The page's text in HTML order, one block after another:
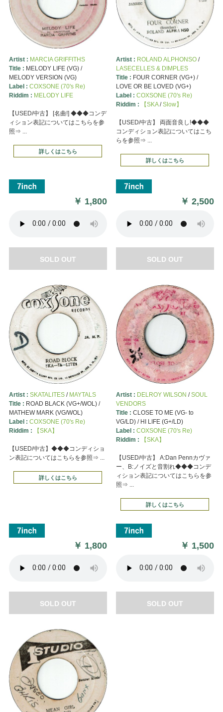
Artist : MARCIA GRIFFITHS
Title : MELODY LIFE (VG) /
MELODY VERSION (VG)
Label : COXSONE (70's Re)
Riddim : MELODY LIFE
【USED/中古】 [名曲!] ◆◆◆コンデ
ィション表記についてはこちらを参
照⇒ ...
詳しくはこちら
￥ 1,800
SOLD OUT
Artist : ROLAND ALPHONSO/
LASECELLES & DIMPLES
Title : FOUR CORNER (VG+) /
LOVE OR BE LOVED (VG+)
Label : COXSONE (70's Re)
Riddim :
【SKA/Slow】
【USED/中古】 両面音良し!◆◆◆
コンディション表記についてはこち
らを参照⇒ ...
詳しくはこちら
￥2,500
SOLD OUT
Artist : SKATALITES/ MAYTALS
Title : ROAD BLACK (VG+/WOL) /
MATHEW MARK (VG/WOL)
Label : COXSONE (70's Re)
Riddim :
【SKA】
【USED/中古】◆◆◆コンディショ
ン表記についてはこちらを参照⇒ ...
詳しくはこちら
￥ 1,800
SOLD OUT
Artist : DELROY WILSON /SOUL
VENDORS
Title : CLOSE TO ME (VG- to
VG/LD) / HI LIFE (G+/LD)
Label : COXSONE (70's Re)
Riddim :
【SKA】
【USED/中古】 A:Dan Pennカヴァ
ー、B:ノイズと音割れ◆◆◆コンデ
ィション表記についてはこちらを参
照⇒ ...
詳しくはこちら
￥ 1,500
SOLD OUT